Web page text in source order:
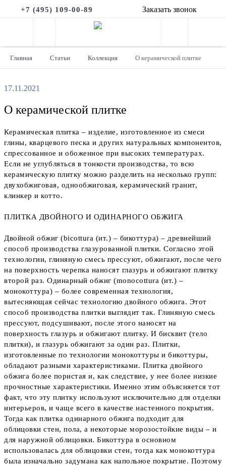
+7 (495) 109-00-89 Заказать звонок
Главная Статьи Коллекция О керамической плитке
17.11.2021
О керамической плитке
Керамическая плитка – изделие, изготовленное из смеси
глины, кварцевого песка и других натуральных компонентов,
спрессованное и обоженное при высоких температурах.
Если не углубляться в тонкости производства, то всю
керамическую плитку можно разделить на несколько групп:
двухобжиговая, однообжиговая, керамический гранит,
клинкер и котто.
ПЛИТКА ДВОЙНОГО И ОДИНАРНОГО ОБЖИГА
Двойной обжиг (bicottura (ит.) – бикоттура) – древнейший
способ производства глазурованной плитки. Согласно этой
технологии, глиняную смесь прессуют, обжигают, после чего
на поверхность черепка наносят глазурь и обжигают плитку
второй раз. Одинарный обжиг (monocottura (ит.) –
монокоттура) – более современная технология,
вытесняющая сейчас технологию двойного обжига. Этот
способ производства плитки выглядит так. Глиняную смесь
прессуют, подсушивают, после этого наносят на
поверхность глазурь и обжигают плитку. И бисквит (тело
плитки), и глазурь обжигают за один раз. Плитки,
изготовленные по технологии монокоттуры и бикоттуры,
обладают разными характеристиками. Плитка двойного
обжига более пористая и, как следствие, у нее более низкие
прочностные характеристики. Именно этим объясняется тот
факт, что эту плитку используют исключительно для отделки
интерьеров, и чаще всего в качестве настенного покрытия.
Тогда как плитка одинарного обжига подходит для
облицовки стен, пола, а некоторые морозостойкие виды – и
для наружной облицовки. Бикоттура в основном
использовалась для облицовки стен, тогда как монокоттура
была изначально задумана как напольное покрытие. Поэтому